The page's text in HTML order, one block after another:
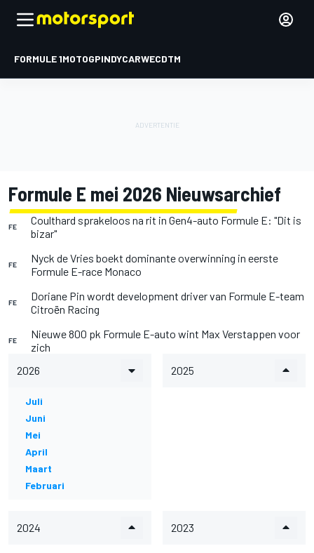
FORMULE 1MOTOGPINDYCARWECDTM
Formule E mei 2026 Nieuwsarchief
FE
Coulthard sprakeloos na rit in Gen4-auto Formule E: "Dit is
bizar"
FE
Nyck de Vries boekt dominante overwinning in eerste
Formule E-race Monaco
FE
Doriane Pin wordt development driver van Formule E-team
Citroën Racing
FE
Nieuwe 800 pk Formule E-auto wint Max Verstappen voor
zich
2026
Juli
Juni
Mei
April
Maart
Februari
2025
2024 2023